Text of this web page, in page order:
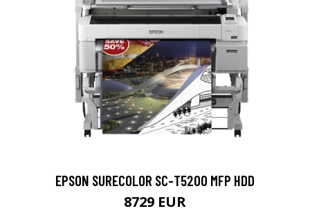
EPSON SURECOLOR SC-T5200 MFP HDD
8729 EUR